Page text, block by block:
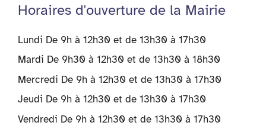
Horaires d'ouverture de la Mairie
Lundi De 9h à 12h30 et de 13h30 à 17h30
Mardi De 9h30 à 12h30 et de 13h30 à 18h30
Mercredi De 9h à 12h30 et de 13h30 à 17h30
Jeudi De 9h à 12h30 et de 13h30 à 17h30
Vendredi De 9h à 12h30 et de 13h30 à 17h30